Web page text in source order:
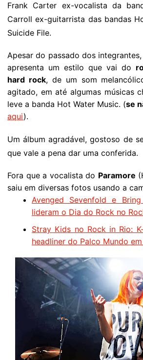
Frank Carter ex-vocalista da
Carroll ex-guitarrista das bandas
Suicide File.
Apesar do passado dos
apresenta um estilo que vai do
hard rock, de um som
agitado, em até algumas músicas
leve a banda Hot Water Music. (se
aqui).
Um álbum agradável, gostoso de
que vale a pena dar uma conferida.
Fora que a vocalista do Paramore
saiu em diversas fotos usando a
Avenged Sevenfold e
lideram o Dia do Rock no
Stray Kids no Rock in Rio:
headliner do Palco Mundo